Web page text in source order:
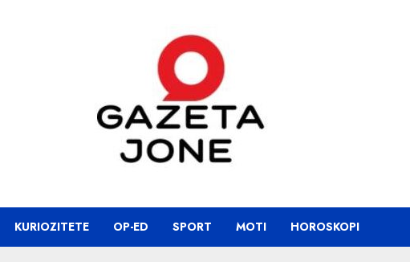
KURIOZITETE OP-ED SPORT MOTI HOROSKOPI